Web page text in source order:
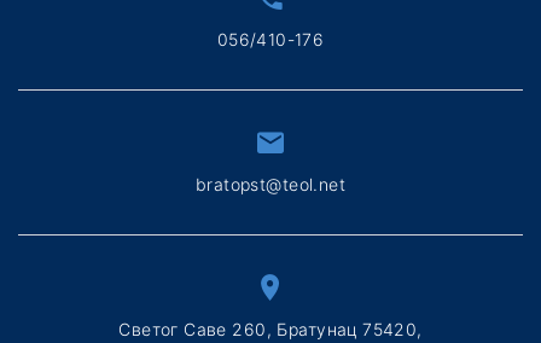
056/410-176
bratopst@teol.net
Светог Саве 260, Братунац 75420,